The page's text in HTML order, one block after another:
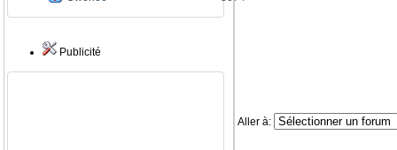
Publicité
Aller à: